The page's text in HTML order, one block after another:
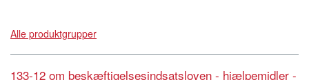
Alle produktgrupper
133-12 om beskæftigelsesindsatsloven - hjælpemidler -